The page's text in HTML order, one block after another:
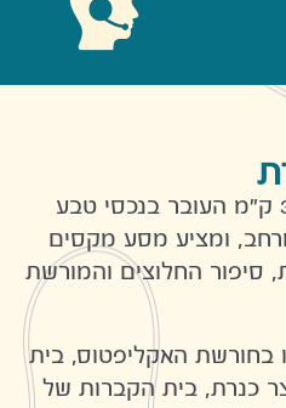
מעגלי באורך 3.5 ק"מ העובר בנכסי טבע
ומציע מסע מקסים
החלוצים והמורשת
האקליפטוס, בית
כנרת, בית הקברות של